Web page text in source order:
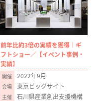
前年比約3倍の実績を獲得｜ギ
フトショー／【イベント事例・
実績】
2022年9月
東京ビッグサイト
石川県産業創出支援機構